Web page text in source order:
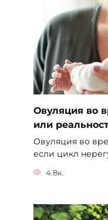
Овуляция во
или
Овуляция во
если цикл
4.8к.